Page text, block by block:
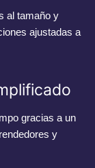
al tamaño y
ajustadas a
gracias a un
y